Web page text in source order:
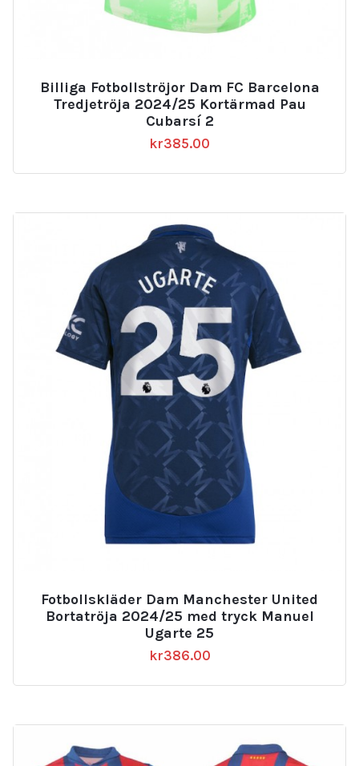
Billiga Fotbollströjor Dam FC Barcelona
Tredjetröja 2024/25 Kortärmad Pau
Cubarsí 2
kr385.00
Fotbollskläder Dam Manchester United
Bortatröja 2024/25 med tryck Manuel
Ugarte 25
kr386.00